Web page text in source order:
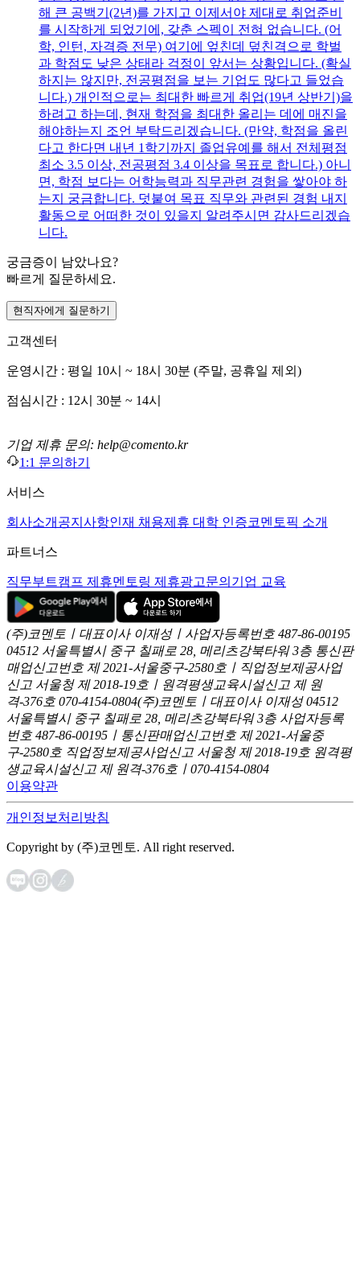
해 큰 공백기(2년)를 가지고 이제서야 제대로 취업준비
를 시작하게 되었기에, 갖춘 스펙이 전혀 없습니다. (어
학, 인턴, 자격증 전무) 여기에 엎친데 덮친격으로 학벌
과 학점도 낮은 상태라 걱정이 앞서는 상황입니다. (확실
하지는 않지만, 전공평점을 보는 기업도 많다고 들었습
니다.) 개인적으로는 최대한 빠르게 취업(19년 상반기)을
하려고 하는데, 현재 학점을 최대한 올리는 데에 매진을
해야하는지 조언 부탁드리겠습니다. (만약, 학점을 올린
다고 한다면 내년 1학기까지 졸업유예를 해서 전체평점
최소 3.5 이상, 전공평점 3.4 이상을 목표로 합니다.) 아니
면, 학점 보다는 어학능력과 직무관련 경험을 쌓아야 하
는지 궁금합니다. 덧붙여 목표 직무와 관련된 경험 내지
활동으로 어떠한 것이 있을지 알려주시면 감사드리겠습
니다.
궁금증이 남았나요?
빠르게 질문하세요.
현직자에게 질문하기
고객센터
운영시간 : 평일 10시 ~ 18시 30분 (주말, 공휴일 제외)
점심시간 : 12시 30분 ~ 14시
기업 제휴 문의: help@comento.kr
1:1 문의하기
서비스
회사소개 공지사항인재 채용제휴 대학 인증코멘토픽 소개
파트너스
직무부트캠프 제휴멘토링 제휴광고문의 기업 교육
(주)코멘토ㅣ대표이사 이재성ㅣ사업자등록번호 487-86-00195
04512 서울특별시 중구 칠패로 28, 메리츠강북타워 3층 통신판
매업신고번호 제 2021-서울중구-2580호ㅣ직업정보제공사업
신고 서울청 제 2018-19호ㅣ원격평생교육시설신고 제 원
격-376호 070-4154-0804(주)코멘토ㅣ대표이사 이재성 04512
서울특별시 중구 칠패로 28, 메리츠강북타워 3층 사업자등록
번호 487-86-00195ㅣ통신판매업신고번호 제 2021-서울중
구-2580호 직업정보제공사업신고 서울청 제 2018-19호 원격평
생교육시설신고 제 원격-376호ㅣ070-4154-0804
이용약관
개인정보처리방침
Copyright by (주)코멘토. All right reserved.